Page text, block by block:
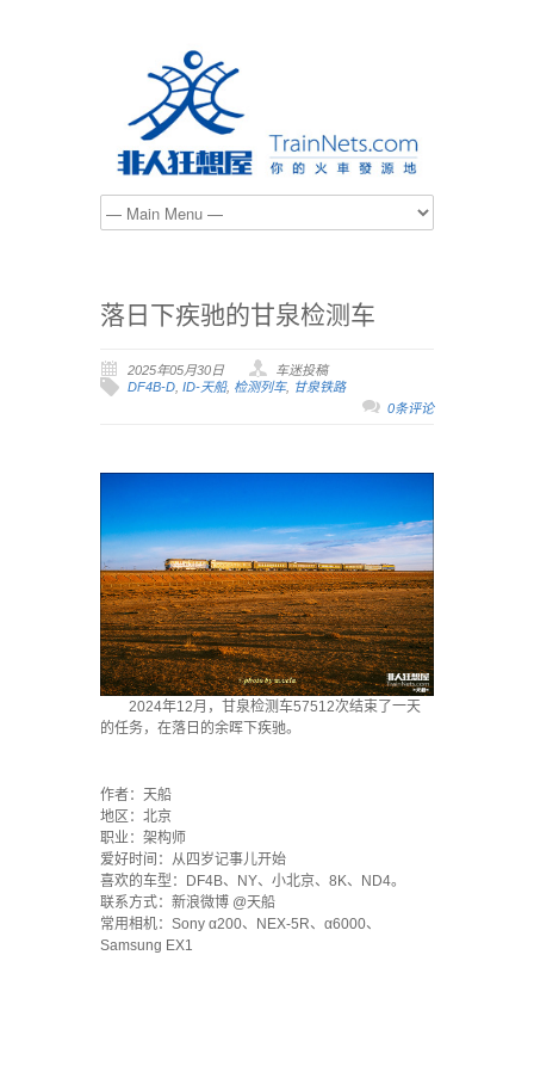
落日下疾驰的甘泉检测车
2025年05月30日
车迷投稿
DF4B-D, ID-天船, 检测列车, 甘泉铁路
0条评论
2024年12月，甘泉检测车57512次结束了一天
的任务，在落日的余晖下疾驰。
作者：天船
地区：北京
职业：架构师
爱好时间：从四岁记事儿开始
喜欢的车型：DF4B、NY、小北京、8K、ND4。
联系方式：新浪微博 @天船
常用相机：Sony α200、NEX-5R、α6000、
Samsung EX1